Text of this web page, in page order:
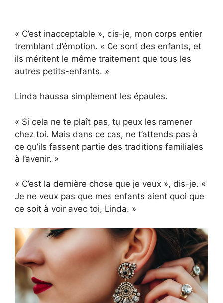
« C’est inacceptable », dis-je, mon corps entier
tremblant d’émotion. « Ce sont des enfants, et
ils méritent le même traitement que tous les
autres petits-enfants. »
Linda haussa simplement les épaules.
« Si cela ne te plaît pas, tu peux les ramener
chez toi. Mais dans ce cas, ne t’attends pas à
ce qu’ils fassent partie des traditions familiales
à l’avenir. »
« C’est la dernière chose que je veux », dis-je. «
Je ne veux pas que mes enfants aient quoi que
ce soit à voir avec toi, Linda. »